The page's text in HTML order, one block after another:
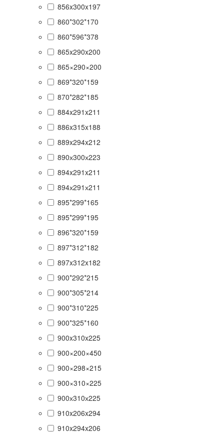
856x300x197
860*302*170
860*596*378
865x290x200
865×290×200
869*320*159
870*282*185
884x291x211
886x315x188
889x294x212
890х300х223
894x291x211
894х291х211
895*299*165
895*299*195
896*320*159
897*312*182
897x312x182
900*292*215
900*305*214
900*310*225
900*325*160
900x310x225
900×200×450
900×298×215
900×310×225
900х310х225
910x206x294
910x294x206